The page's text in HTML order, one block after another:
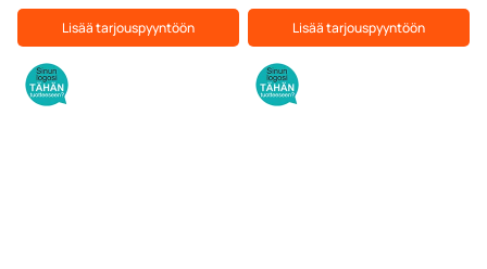
Lisää tarjouspyyntöön Lisää tarjouspyyntöön